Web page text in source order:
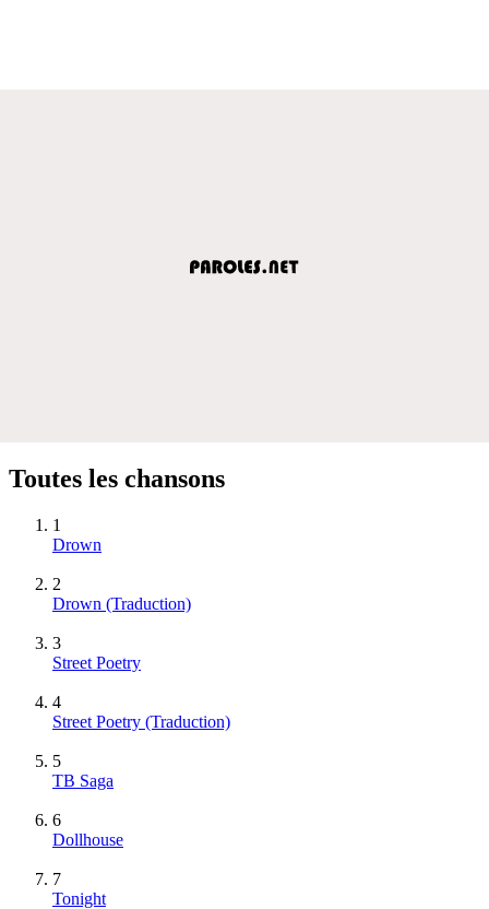
Toutes les chansons
1
Drown
2
Drown (Traduction)
3
Street Poetry
4
Street Poetry (Traduction)
5
TB Saga
6
Dollhouse
7
Tonight